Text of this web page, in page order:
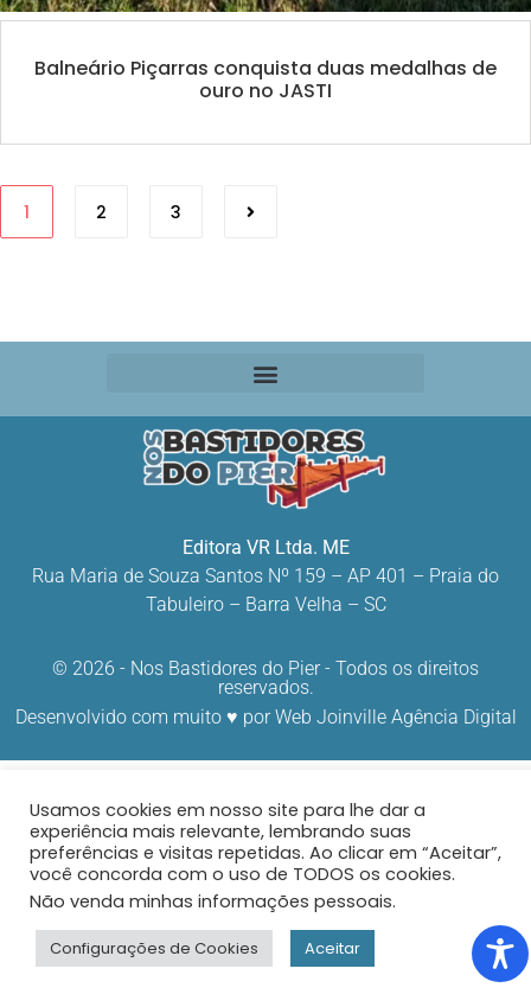
Balneário Piçarras conquista duas medalhas de
ouro no JASTI
1 2 3
Editora VR Ltda. ME
Rua Maria de Souza Santos Nº 159 – AP 401 – Praia do
Tabuleiro – Barra Velha – SC
© 2026 - Nos Bastidores do Pier - Todos os direitos
reservados.
Desenvolvido com muito ♥ porWeb Joinville Agência Digital
Usamos cookies em nosso site para lhe dar a
experiência mais relevante, lembrando suas
preferências e visitas repetidas. Ao clicar em “Aceitar”,
você concorda com o uso de TODOS os cookies.
Não venda minhas informações pessoais.
Configurações de Cookies Aceitar